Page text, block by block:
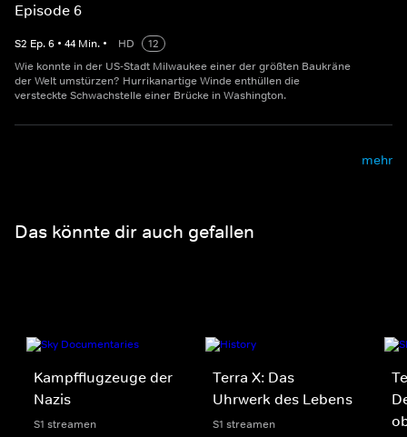
Episode 6
S2 Ep.6 • 44 Min. • HD
12
Wie konnte in der US-Stadt Milwaukee einer der größten Baukräne
der Welt umstürzen? Hurrikanartige Winde enthüllen die
versteckte Schwachstelle einer Brücke in Washington.
mehr
Das könnte dir auch gefallen
Kampfflugzeuge der
Nazis
S1 streamen
Terra X: Das
Uhrwerk des Lebens
S1 streamen